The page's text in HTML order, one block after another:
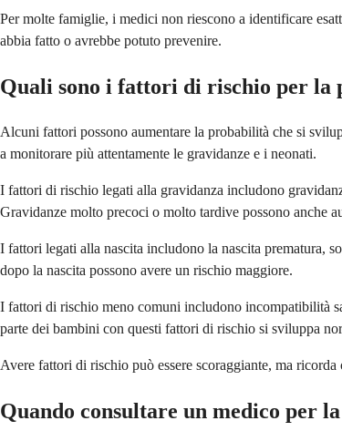
Per molte famiglie, i medici non riescono a identificare
abbia fatto o avrebbe potuto prevenire.
Quali sono i fattori di rischio per la
Alcuni fattori possono aumentare la probabilità che si
a monitorare più attentamente le gravidanze e i neonati.
I fattori di rischio legati alla gravidanza includono
Gravidanze molto precoci o molto tardive possono anche
I fattori legati alla nascita includono la nascita prematura,
dopo la nascita possono avere un rischio maggiore.
I fattori di rischio meno comuni includono incompatibilità
parte dei bambini con questi fattori di rischio si sviluppa
Avere fattori di rischio può essere scoraggiante, ma
Quando consultare un medico per